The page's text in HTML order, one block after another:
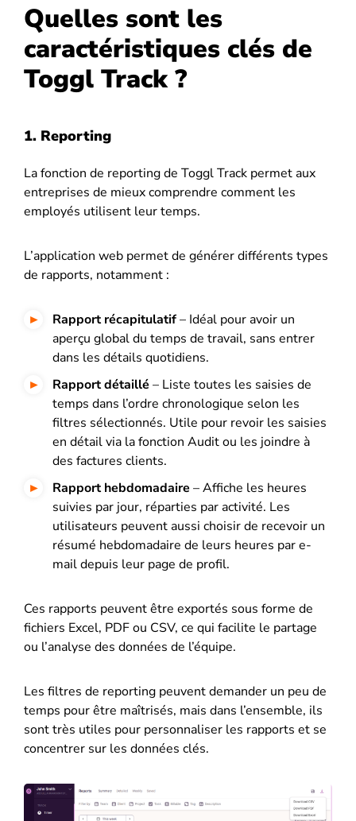
Quelles sont les
caractéristiques clés de
Toggl Track ?
1. Reporting
La fonction de reporting de Toggl Track permet aux
entreprises de mieux comprendre comment les
employés utilisent leur temps.
L’application web permet de générer différents types
de rapports, notamment :
Rapport récapitulatif– Idéal pour avoir un
aperçu global du temps de travail, sans entrer
dans les détails quotidiens.
Rapport détaillé – Liste toutes les saisies de
temps dans l’ordre chronologique selon les
filtres sélectionnés. Utile pour revoir les saisies
en détail via la fonction Audit ou les joindre à
des factures clients.
Rapport hebdomadaire – Affiche les heures
suivies par jour, réparties par activité. Les
utilisateurs peuvent aussi choisir de recevoir un
résumé hebdomadaire de leurs heures par e-
mail depuis leur page de profil.
Ces rapports peuvent être exportés sous forme de
fichiers Excel, PDF ou CSV, ce qui facilite le partage
ou l’analyse des données de l’équipe.
Les filtres de reporting peuvent demander un peu de
temps pour être maîtrisés, mais dans l’ensemble, ils
sont très utiles pour personnaliser les rapports et se
concentrer sur les données clés.